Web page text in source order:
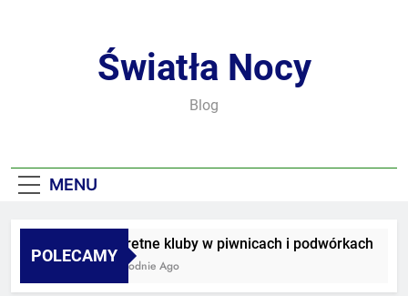
Światła Nocy
Blog
MENU
POLECAMY
Sekretne kluby w piwnicach i podwórkach
2 Tygodnie Ago